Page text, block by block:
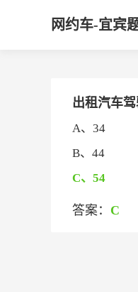
网约车-宜宾
出租汽车
A、34
B、44
C、54
答案： C